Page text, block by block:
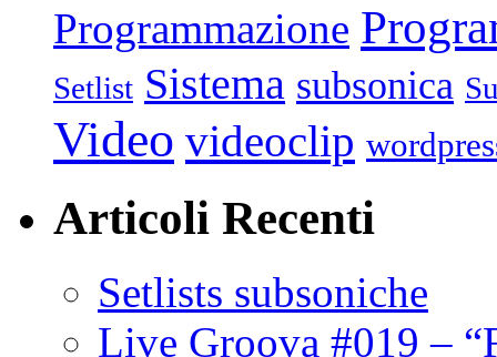
Programmazione
Setlist Sistema subsonica
Video videoclip
Articoli Recenti
Setlists subsoniche
Live Groova #019 –